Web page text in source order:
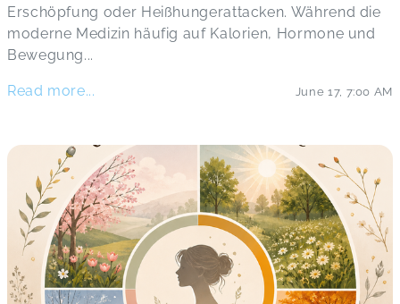
Erschöpfung oder Heißhungerattacken. Während die
moderne Medizin häufig auf Kalorien, Hormone und
Bewegung...
Read more... June 17, 7:00 AM